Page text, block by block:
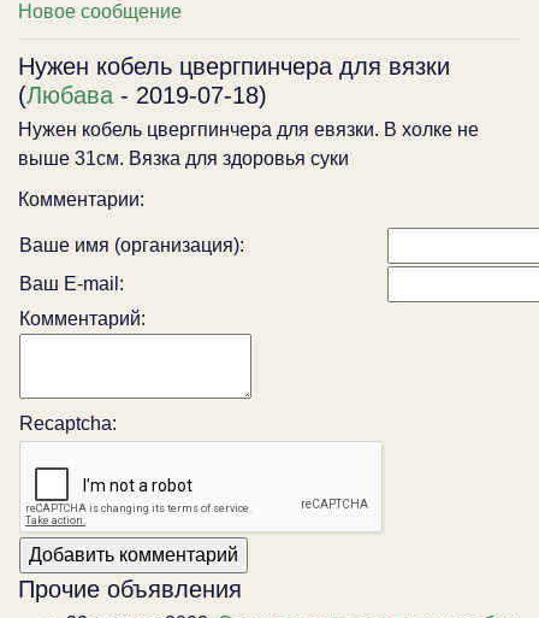
Новое сообщение
Нужен кобель цвергпинчера для вязки
(Любава - 2019-07-18)
Нужен кобель цвергпинчера для евязки. В холке не
выше 31см. Вязка для здоровья суки
Комментарии:
Ваше имя (организация):
Ваш E-mail:
Комментарий:
Recaptcha:
Прочие объявления